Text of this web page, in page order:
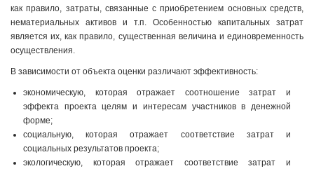
как правило, затраты, связанные с приобретением основных средств,
нематериальных активов и т.п. Особенностью капитальных затрат
является их, как правило, существенная величина и единовременность
осуществления.
В зависимости от объекта оценки различают эффективность:
экономическую, которая отражает соотношение затрат и
эффекта проекта целям и интересам участников в денежной
форме;
социальную, которая отражает соответствие затрат и
социальных результатов проекта;
экологическую, которая отражает соответствие затрат и